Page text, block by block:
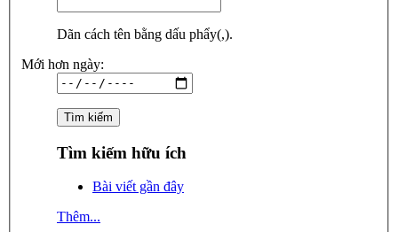
Dãn cách tên bằng dấu phẩy(,).
Mới hơn ngày:
Tìm kiếm hữu ích
Bài viết gần đây
Thêm...